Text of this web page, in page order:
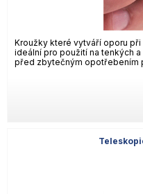
Kroužky které vytváří oporu
ideální pro použití na tenkých
před zbytečným opotřebením